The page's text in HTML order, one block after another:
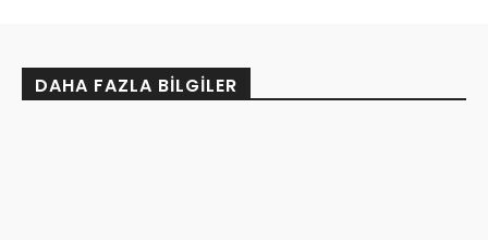
DAHA FAZLA BILGILER